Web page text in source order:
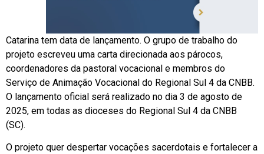
Catarina tem data de lançamento. O grupo de trabalho do
projeto escreveu uma carta direcionada aos párocos,
coordenadores da pastoral vocacional e membros do
Serviço de Animação Vocacional do Regional Sul 4 da CNBB.
O lançamento oficial será realizado no dia 3 de agosto de
2025, em todas as dioceses do Regional Sul 4 da CNBB
(SC).
O projeto quer despertar vocações sacerdotais e fortalecer a